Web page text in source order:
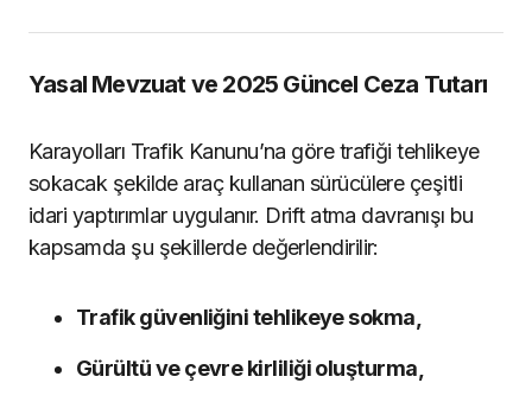
Yasal Mevzuat ve 2025 Güncel Ceza Tutarı
Karayolları Trafik Kanunu’na göre trafiği tehlikeye
sokacak şekilde araç kullanan sürücülere çeşitli
idari yaptırımlar uygulanır. Drift atma davranışı bu
kapsamda şu şekillerde değerlendirilir:
Trafik güvenliğini tehlikeye sokma,
Gürültü ve çevre kirliliği oluşturma,